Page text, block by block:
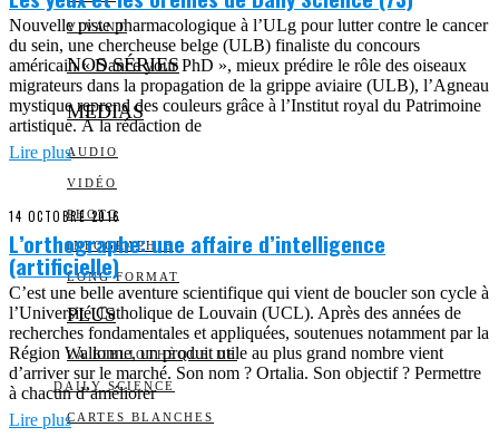
VIVANT
NOS SÉRIES
MEDIAS
AUDIO
VIDÉO
PHOTO
INFOGRAPHIE
LONG FORMAT
PLUS
LA BIBLIOTHÈQUE DE
DAILY SCIENCE
CARTES BLANCHES
Nouvelle piste pharmacologique à l’ULg pour lutter contre le cancer
du sein, une chercheuse belge (ULB) finaliste du concours
américain « Dance your PhD », mieux prédire le rôle des oiseaux
migrateurs dans la propagation de la grippe aviaire (ULB), l’Agneau
mystique reprend des couleurs grâce à l’Institut royal du Patrimoine
artistique. À la rédaction de
Lire plus
14 OCTOBRE 2016
L’orthographe: une affaire d’intelligence
(artificielle)
C’est une belle aventure scientifique qui vient de boucler son cycle à
l’Université Catholique de Louvain (UCL). Après des années de
recherches fondamentales et appliquées, soutenues notamment par la
Région Wallonne, un produit utile au plus grand nombre vient
d’arriver sur le marché. Son nom ? Ortalia. Son objectif ? Permettre
à chacun d’améliorer
Lire plus